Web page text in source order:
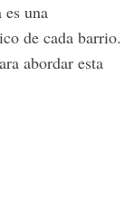
es una
de cada barrio.
abordar esta